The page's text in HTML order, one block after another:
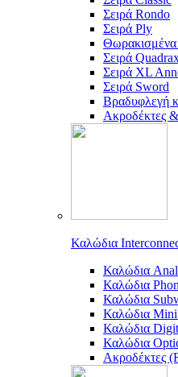
Σειρά Rondo
Σειρά Ply
Θωρακισμένα
Σειρά
Σειρά XL
Σειρά Sword
Βραδυφλεγή
Ακροδέκτες
Καλώδια
Καλώδια
Καλώδια
Καλώδια
Καλώδια
Καλώδια
Καλώδια
Ακροδέκτες